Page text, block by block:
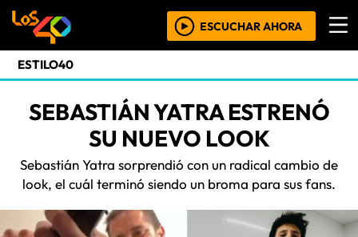
ESCUCHAR AHORA
ESTILO40
SEBASTIÁN YATRA ESTRENÓ
SU NUEVO LOOK
Sebastián Yatra sorprendió con un radical cambio de
look, el cuál terminó siendo un broma para sus fans.